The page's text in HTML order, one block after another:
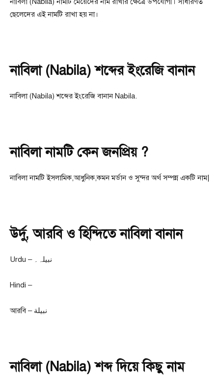
ছেলেদের এই নামটি রাখা হয় না।
নাবিলা (Nabila) শব্দের ইংরেজি বানান
নাবিলা (Nabila) শব্দের ইংরেজি বানান Nabila.
নাবিলা নামটি কেন জনপ্রিয় ?
নাবিলা নামটি ইসলামিক,আধুনিক,কমন মর্ডান ও সুন্দর অর্থ সম্পন্ন একটি নাম|
উর্দু, আরবি ও হিন্দিতে নাবিলা বানান
Urdu – نبیلہ۔
Hindi –
আরবি – نبيلة
নাবিলা (Nabila) শব্দ দিয়ে কিছু নাম